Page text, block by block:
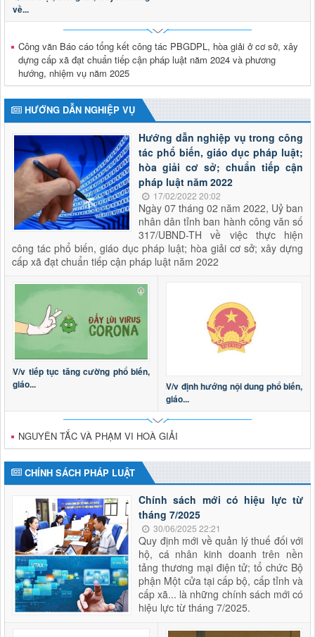
Thông báo tuyển dụng viên chức
Thông báo tuyển dụng viên chức trong đơn vị sự nghiệp
công lập thuộc Sở Tư pháp tỉnh Lai Châu năm 2026
Thời gian đăng: 29/01/2026
lượt xem: 613 | lượt tải:177
2624/QĐ-UBND
Quyết định thành lập Hội đồng phối hợp phổ biến, giáo dục
pháp luật tỉnh Lai Châu
Thời gian đăng: 15/10/2025
lượt xem: 503 | lượt tải:284
về...
Công văn Báo cáo tổng kết công tác PBGDPL, hòa giải ở cơ sở, xây
dựng cấp xã đạt chuẩn tiếp cận pháp luật năm 2024 và phương
hướng, nhiệm vụ năm 2025
HƯỚNG DẪN NGHIỆP VỤ
Hướng dẫn nghiệp vụ trong công
tác phổ biến, giáo dục pháp luật;
hòa giải cơ sở; chuẩn tiếp cận
pháp luật năm 2022
17/02/2022 20:02
Ngày 07 tháng 02 năm 2022, Uỷ ban
nhân dân tỉnh ban hành công văn số
317/UBND-TH về việc thực hiện
công tác phổ biến, giáo dục pháp luật; hòa giải cơ sở; xây dựng
cấp xã đạt chuẩn tiếp cận pháp luật năm 2022
V/v tiếp tục tăng cường phổ biến,
giáo...
V/v định hướng nội dung phổ biến,
giáo...
NGUYÊN TẮC VÀ PHẠM VI HOÀ GIẢI
CHÍNH SÁCH PHÁP LUẬT
Chính sách mới có hiệu lực từ
tháng 7/2025
30/06/2025 22:21
Quy định mới về quản lý thuế đối với
hộ, cá nhân kinh doanh trên nền
tảng thương mại điện tử; tổ chức Bộ
phận Một cửa tại cấp bộ, cấp tỉnh và
cấp xã... là những chính sách mới có
hiệu lực từ tháng 7/2025.